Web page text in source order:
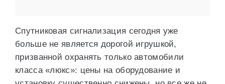
Спутниковая сигнализация сегодня уже
больше не является дорогой игрушкой,
призванной охранять только автомобили
класса «люкс»: цены на оборудование и